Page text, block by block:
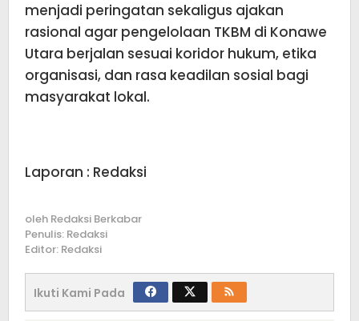
menjadi peringatan sekaligus ajakan
rasional agar pengelolaan TKBM di Konawe
Utara berjalan sesuai koridor hukum, etika
organisasi, dan rasa keadilan sosial bagi
masyarakat lokal.
Laporan : Redaksi
oleh Redaksi Berkabar
Penulis: Redaksi
Editor: Redaksi
Ikuti Kami Pada